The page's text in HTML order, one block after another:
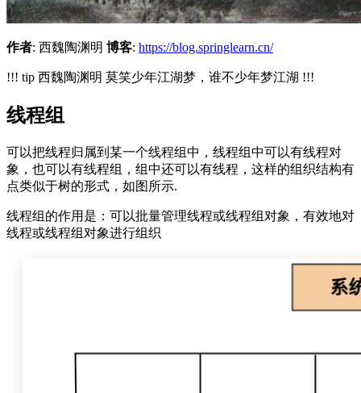
作者: 西魏陶渊明 博客: https://blog.springlearn.cn/
!!! tip 西魏陶渊明 莫笑少年江湖梦，谁不少年梦江湖 !!!
线程组
可以把线程归属到某一个线程组中，线程组中可以有线程对
象，也可以有线程组，组中还可以有线程，这样的组织结构有
点类似于树的形式，如图所示.
线程组的作用是：可以批量管理线程或线程组对象，有效地对
线程或线程组对象进行组织